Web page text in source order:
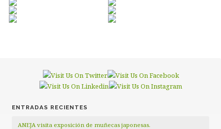
ENTRADAS RECIENTES
ANEJA visita exposición de muñecas japonesas.